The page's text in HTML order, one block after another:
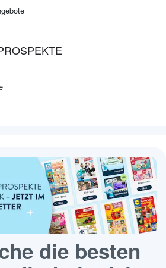
die besten